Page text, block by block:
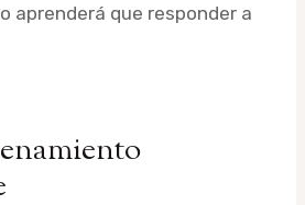
aprenderá que responder a